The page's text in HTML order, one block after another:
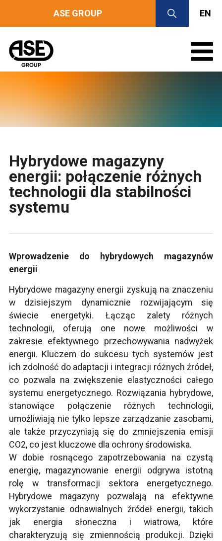
ASE GROUP EN
Hybrydowe magazyny
energii: połączenie różnych
technologii dla stabilności
systemu
Wprowadzenie do hybrydowych magazynów
energii
Hybrydowe magazyny energii zyskują na znaczeniu
w dzisiejszym dynamicznie rozwijającym się
świecie energetyki. Łącząc zalety różnych
technologii, oferują one nowe możliwości w
zakresie efektywnego przechowywania nadwyżek
energii. Kluczem do sukcesu tych systemów jest
ich zdolność do adaptacji i integracji różnych źródeł,
co pozwala na zwiększenie elastyczności całego
systemu energetycznego. Rozwiązania hybrydowe,
stanowiące połączenie różnych technologii,
umożliwiają nie tylko lepsze zarządzanie zasobami,
ale także przyczyniają się do zmniejszenia emisji
CO2, co jest kluczowe dla ochrony środowiska.
W dobie rosnącego zapotrzebowania na czystą
energię, magazynowanie energii odgrywa istotną
rolę w transformacji sektora energetycznego.
Hybrydowe magazyny pozwalają na efektywne
wykorzystanie odnawialnych źródeł energii, takich
jak energia słoneczna i wiatrowa, które
charakteryzują się zmiennością produkcji. Dzięki